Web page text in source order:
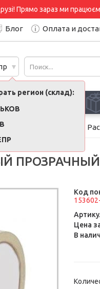
Прямо зараз ми
Блог Оплата и
регион (склад):
оборудование
ПРОЗРАЧНЫЙ
Код
Цена
В